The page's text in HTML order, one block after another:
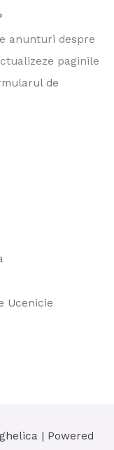
anunturi despre
paginile
de
| Powered